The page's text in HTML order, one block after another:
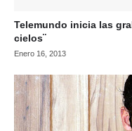
Telemundo inicia las
cielos¨
Enero 16, 2013